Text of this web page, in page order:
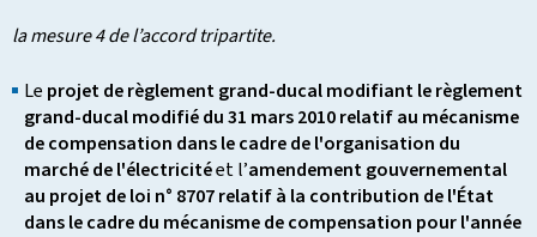
la mesure 4 de l’accord tripartite.
Le projet de règlement grand-ducal modifiant le règlement
grand-ducal modifié du 31 mars 2010 relatif au mécanisme
de compensation dans le cadre de l'organisation du
marché de l'électricitéet l’amendement gouvernemental
au projet de loi n° 8707 relatif à la contribution de l'État
dans le cadre du mécanisme de compensation pour l'année